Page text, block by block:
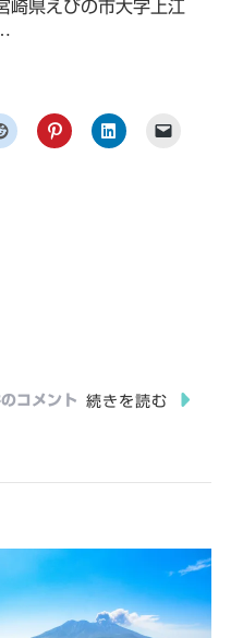
崎県えびの市大字上江
コメント 続きを読む